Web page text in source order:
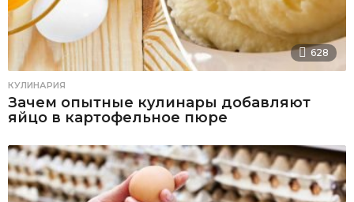
628
КУЛИНАРИЯ
Зачем опытные кулинары добавляют
яйцо в картофельное пюре